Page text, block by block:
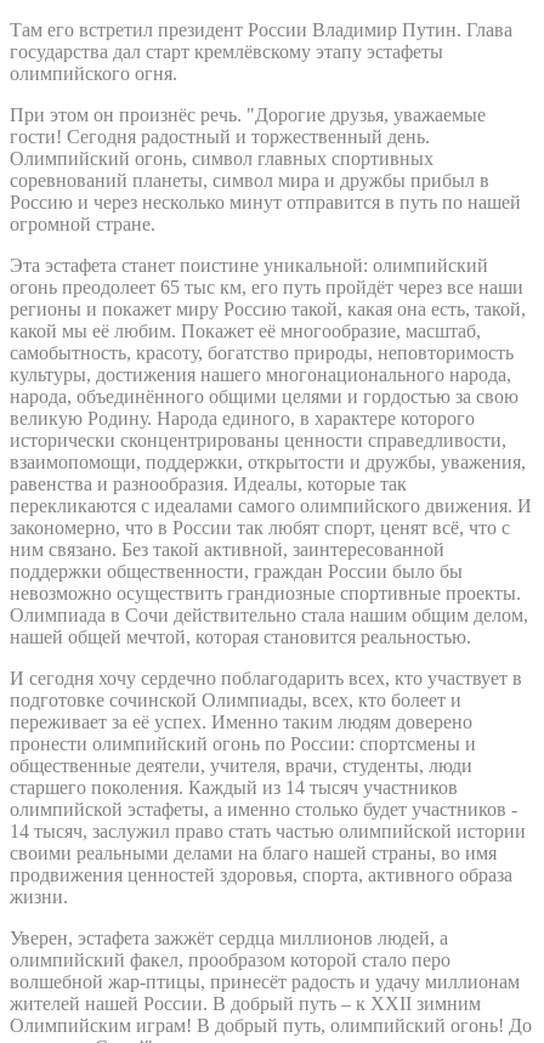
Там его встретил президент России Владимир Путин. Глава
государства дал старт кремлёвскому этапу эстафеты
олимпийского огня.
При этом он произнёс речь. "Дорогие друзья, уважаемые
гости! Сегодня радостный и торжественный день.
Олимпийский огонь, символ главных спортивных
соревнований планеты, символ мира и дружбы прибыл в
Россию и через несколько минут отправится в путь по нашей
огромной стране.
Эта эстафета станет поистине уникальной: олимпийский
огонь преодолеет 65 тыс км, его путь пройдёт через все наши
регионы и покажет миру Россию такой, какая она есть, такой,
какой мы её любим. Покажет её многообразие, масштаб,
самобытность, красоту, богатство природы, неповторимость
культуры, достижения нашего многонационального народа,
народа, объединённого общими целями и гордостью за свою
великую Родину. Народа единого, в характере которого
исторически сконцентрированы ценности справедливости,
взаимопомощи, поддержки, открытости и дружбы, уважения,
равенства и разнообразия. Идеалы, которые так
перекликаются с идеалами самого олимпийского движения. И
закономерно, что в России так любят спорт, ценят всё, что с
ним связано. Без такой активной, заинтересованной
поддержки общественности, граждан России было бы
невозможно осуществить грандиозные спортивные проекты.
Олимпиада в Сочи действительно стала нашим общим делом,
нашей общей мечтой, которая становится реальностью.
И сегодня хочу сердечно поблагодарить всех, кто участвует в
подготовке сочинской Олимпиады, всех, кто болеет и
переживает за её успех. Именно таким людям доверено
пронести олимпийский огонь по России: спортсмены и
общественные деятели, учителя, врачи, студенты, люди
старшего поколения. Каждый из 14 тысяч участников
олимпийской эстафеты, а именно столько будет участников -
14 тысяч, заслужил право стать частью олимпийской истории
своими реальными делами на благо нашей страны, во имя
продвижения ценностей здоровья, спорта, активного образа
жизни.
Уверен, эстафета зажжёт сердца миллионов людей, а
олимпийский факел, прообразом которой стало перо
волшебной жар-птицы, принесёт радость и удачу миллионам
жителей нашей России. В добрый путь – к XXII зимним
Олимпийским играм! В добрый путь, олимпийский огонь! До